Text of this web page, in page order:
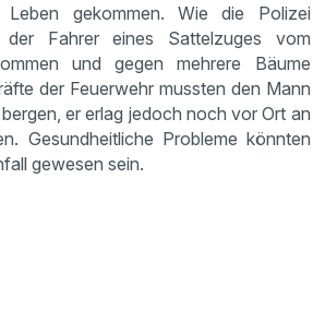
gekommen. Wie die Polizei
Fahrer eines Sattelzuges vom
und gegen mehrere Bäume
der Feuerwehr mussten den Mann
er erlag jedoch noch vor Ort an
Gesundheitliche Probleme könnten
gewesen sein.